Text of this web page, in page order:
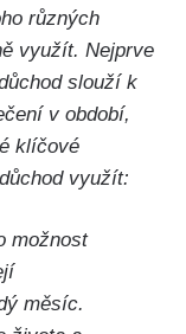
různých
využít. Nejprve
slouží k
v období,
klíčové
využít:
možnost
měsíc.